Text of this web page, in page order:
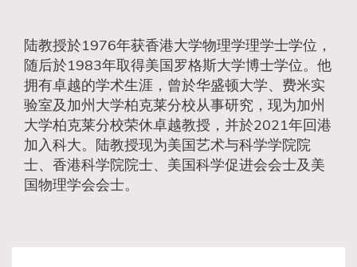
陆教授於1976年获香港大学物理学理学士学位，
随后於1983年取得美国罗格斯大学博士学位。他
拥有卓越的学术生涯，曾於华盛顿大学、费米实
验室及加州大学柏克莱分校从事研究，现为加州
大学柏克莱分校荣休卓越教授，并於2021年回港
加入科大。陆教授现为美国艺术与科学学院院
士、香港科学院院士、美国科学促进会会士及美
国物理学会会士。